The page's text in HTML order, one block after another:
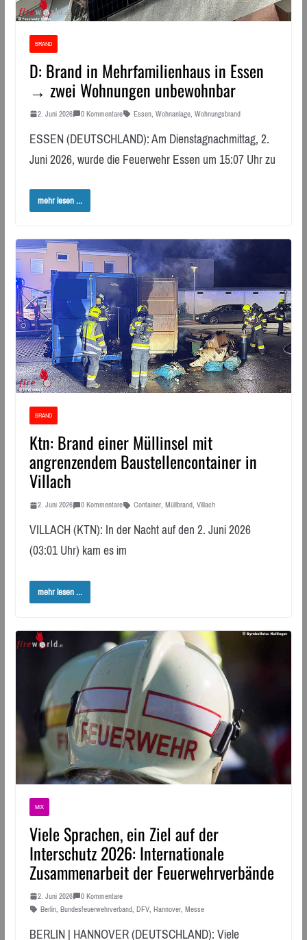
BRAND
D: Brand in Mehrfamilienhaus in Essen
→ zwei Wohnungen unbewohnbar
2. Juni 2026 0 Kommentare Essen, Wohnanlage, Wohnungsbrand
ESSEN (DEUTSCHLAND): Am Dienstagnachmittag, 2.
Juni 2026, wurde die Feuerwehr Essen um 15:07 Uhr zu
mehr lesen ...
BRAND
Ktn: Brand einer Müllinsel mit
angrenzendem Baustellencontainer in
Villach
2. Juni 2026 0 Kommentare Container, Müllbrand, Villach
VILLACH (KTN): In der Nacht auf den 2. Juni 2026
(03:01 Uhr) kam es im
mehr lesen ...
MIX
Viele Sprachen, ein Ziel auf der
Interschutz 2026: Internationale
Zusammenarbeit der Feuerwehrverbände
2. Juni 2026
0 Kommentare
Berlin, Bundesfeuerwehrverband, DFV, Hannover, Messe
BERLIN | HANNOVER (DEUTSCHLAND): Viele